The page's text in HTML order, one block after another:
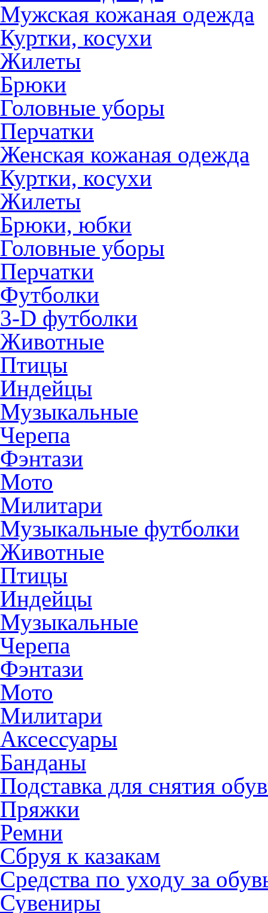
Мужская кожаная одежда
Куртки, косухи
Жилеты
Брюки
Головные уборы
Перчатки
Женская кожаная одежда
Куртки, косухи
Жилеты
Брюки, юбки
Головные уборы
Перчатки
Футболки
3-D футболки
Животные
Птицы
Индейцы
Музыкальные
Черепа
Фэнтази
Мото
Милитари
Музыкальные футболки
Животные
Птицы
Индейцы
Музыкальные
Черепа
Фэнтази
Мото
Милитари
Аксессуары
Банданы
Подставка для снятия
Пряжки
Ремни
Сбруя к казакам
Средства по уходу за
Сувениры